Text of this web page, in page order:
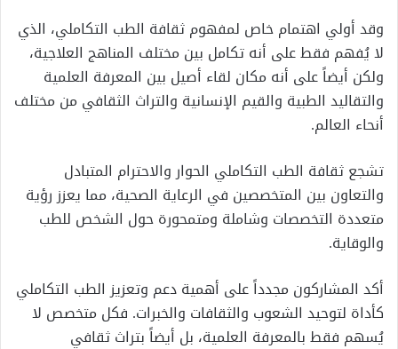
وقد أولي اهتمام خاص لمفهوم ثقافة الطب التكاملي، الذي
لا يُفهم فقط على أنه تكامل بين مختلف المناهج العلاجية،
ولكن أيضاً على أنه مكان لقاء أصيل بين المعرفة العلمية
والتقاليد الطبية والقيم الإنسانية والتراث الثقافي من مختلف
أنحاء العالم.
تشجع ثقافة الطب التكاملي الحوار والاحترام المتبادل
والتعاون بين المتخصصين في الرعاية الصحية، مما يعزز رؤية
متعددة التخصصات وشاملة ومتمحورة حول الشخص للطب
والوقاية.
أكد المشاركون مجدداً على أهمية دعم وتعزيز الطب التكاملي
كأداة لتوحيد الشعوب والثقافات والخبرات. فكل متخصص لا
يُسهم فقط بالمعرفة العلمية، بل أيضاً بتراث ثقافي